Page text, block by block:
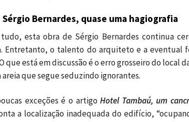
Sérgio Bernardes, quase uma hagiografia
esta obra de Sérgio Bernardes continua
Entretanto, o talento do arquiteto e a eventual
que está em discussão é o erro grosseiro do local
areia que segue seduzindo ignorantes.
exceções é o artigoHotel Tambaú, um
a localização inadequada do edifício,